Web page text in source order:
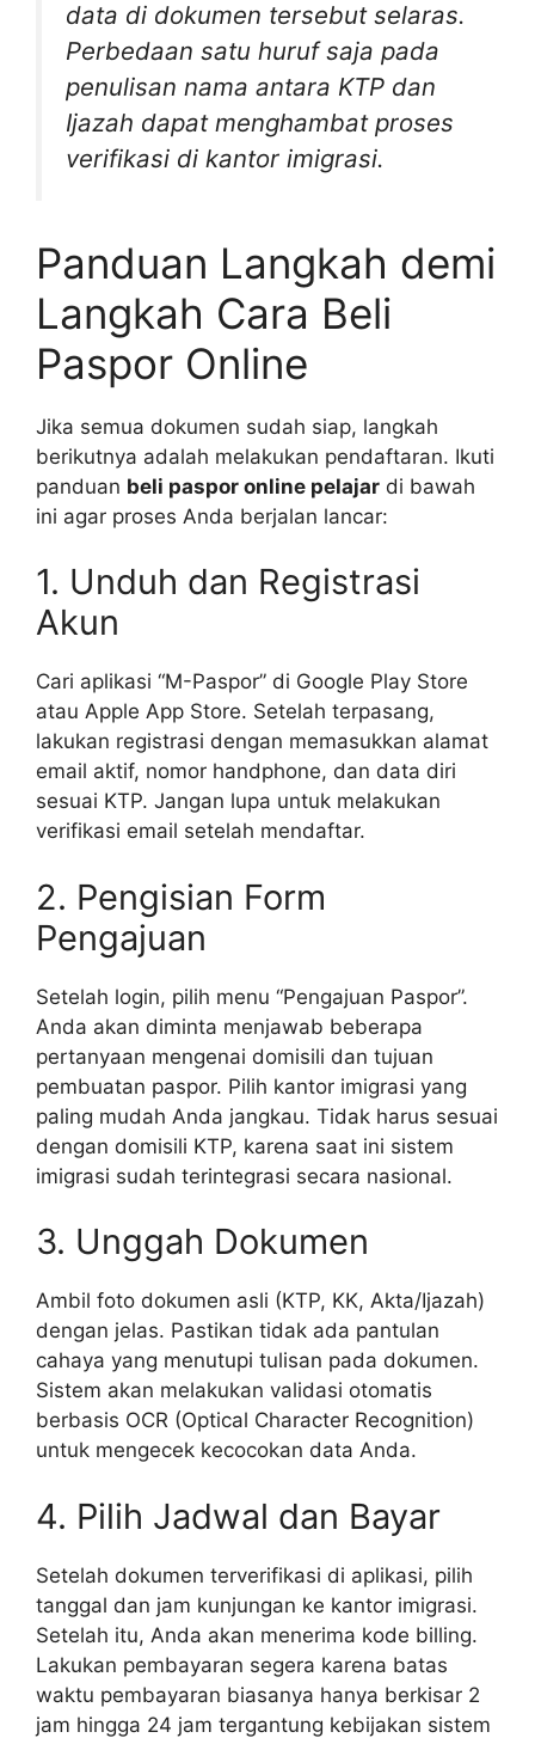
data di dokumen tersebut selaras.
Perbedaan satu huruf saja pada
penulisan nama antara KTP dan
Ijazah dapat menghambat proses
verifikasi di kantor imigrasi.
Panduan Langkah demi
Langkah Cara Beli
Paspor Online
Jika semua dokumen sudah siap, langkah
berikutnya adalah melakukan pendaftaran. Ikuti
panduan beli paspor online pelajar di bawah
ini agar proses Anda berjalan lancar:
1. Unduh dan Registrasi
Akun
Cari aplikasi “M-Paspor” di Google Play Store
atau Apple App Store. Setelah terpasang,
lakukan registrasi dengan memasukkan alamat
email aktif, nomor handphone, dan data diri
sesuai KTP. Jangan lupa untuk melakukan
verifikasi email setelah mendaftar.
2. Pengisian Form
Pengajuan
Setelah login, pilih menu “Pengajuan Paspor”.
Anda akan diminta menjawab beberapa
pertanyaan mengenai domisili dan tujuan
pembuatan paspor. Pilih kantor imigrasi yang
paling mudah Anda jangkau. Tidak harus sesuai
dengan domisili KTP, karena saat ini sistem
imigrasi sudah terintegrasi secara nasional.
3. Unggah Dokumen
Ambil foto dokumen asli (KTP, KK, Akta/Ijazah)
dengan jelas. Pastikan tidak ada pantulan
cahaya yang menutupi tulisan pada dokumen.
Sistem akan melakukan validasi otomatis
berbasis OCR (Optical Character Recognition)
untuk mengecek kecocokan data Anda.
4. Pilih Jadwal dan Bayar
Setelah dokumen terverifikasi di aplikasi, pilih
tanggal dan jam kunjungan ke kantor imigrasi.
Setelah itu, Anda akan menerima kode billing.
Lakukan pembayaran segera karena batas
waktu pembayaran biasanya hanya berkisar 2
jam hingga 24 jam tergantung kebijakan sistem